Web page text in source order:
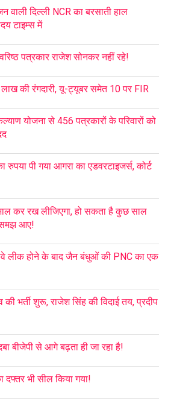
दिल्ली NCR का बरसाती हाल
टाइम्स में
पत्रकार राजेश सोनकर नहीं रहे!
लाख की रंगदारी, यू-ट्यूबर समेत 10 पर FIR
योजना से 456 पत्रकारों के परिवारों को
रुपया पी गया आगरा का एडवरटाइजर्स, कोर्ट
कर रख लीजिएगा, हो सकता है कुछ साल
आए!
लीक होने के बाद जैन बंधुओं की PNC का एक
भर्ती शुरू, राजेश सिंह की विदाई तय, प्रदीप
बीजेपी से आगे बढ़ता ही जा रहा है!
दफ्तर भी सील किया गया!